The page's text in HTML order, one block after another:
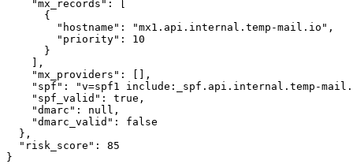
    "mx_records": [
      {
        "hostname": "mx1.api.internal.temp-mail.io",
        "priority": 10
      }
    ],
    "mx_providers": [],
"spf": "v=spf1 include:_spf.api.internal.temp-
    "spf_valid": true,
    "dmarc": null,
    "dmarc_valid": false
  },
  "risk_score": 85
}